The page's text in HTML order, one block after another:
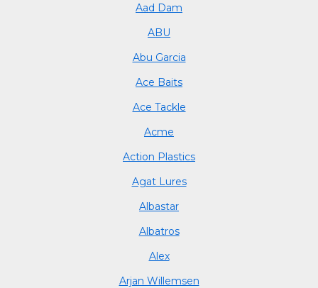
Aad Dam
ABU
Abu Garcia
Ace Baits
Ace Tackle
Acme
Action Plastics
Agat Lures
Albastar
Albatros
Alex
Arjan Willemsen